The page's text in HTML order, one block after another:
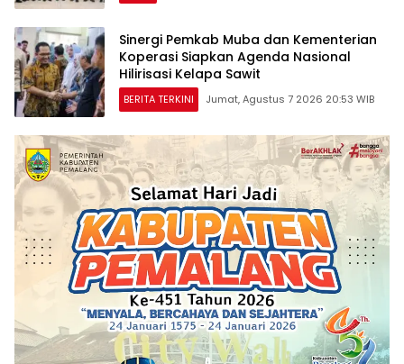
Sinergi Pemkab Muba dan Kementerian
Koperasi Siapkan Agenda Nasional
Hilirisasi Kelapa Sawit
BERITA TERKINI Jumat, Agustus 7 2026 20:53 WIB